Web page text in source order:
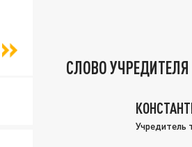
СЛОВО УЧРЕДИТЕЛЯ
Учредитель